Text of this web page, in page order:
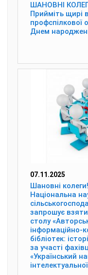
ШАНОВНІ
Прийміть щирі
профспілкової
Днем
07.11.2025
Шановні колеги!
Національна
запрошує взяти
столу
інформаційно-
бібліотек:
за участі
«Український